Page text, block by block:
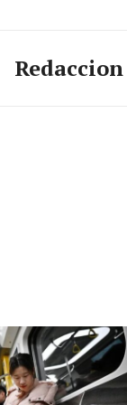
Redaccion